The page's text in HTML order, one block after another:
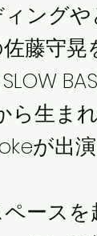
ング
藤守晃
から生ま
が出演
ース